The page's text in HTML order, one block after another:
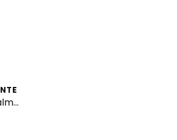
De idea a realidad: DANOK se presenta oficialmente en Madrid